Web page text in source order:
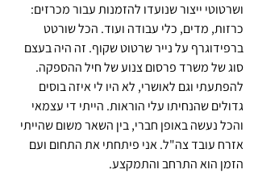
ושרטוטי ייצור שנועדו להזמנות עבור מכרזים:
כרזות, מדים, כלי עבודה ועוד. הכל שורטט
ברפידוגרף על נייר שרטוט שקוף. זה היה בעצם
סוג של משרד פרסום צנוע של חיל ההספקה.
להפתעתי וגם לאושרי, לא היו לי איזה בוסים
גדולים שהנחיתו עלי הוראות. הייתי די עצמאי
והכל נעשה באופן חברי, בין השאר משום שהייתי
אזרח עובד צה"ל. אני פיתחתי את התחום ועם
הזמן הוא התרחב והתמקצע.